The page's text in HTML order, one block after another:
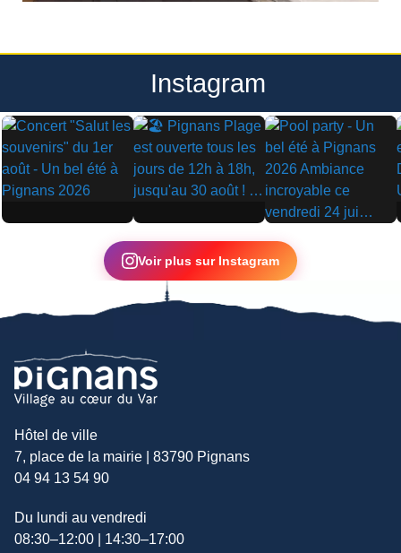
Instagram
▶ ▶
▶
Voir plus sur Instagram
Hôtel de ville
7, place de la mairie | 83790 Pignans
04 94 13 54 90
Du lundi au vendredi
08:30–12:00 | 14:30–17:00